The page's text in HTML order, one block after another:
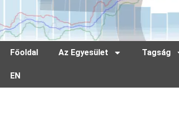
Főoldal Az Egyesület Tagság
EN